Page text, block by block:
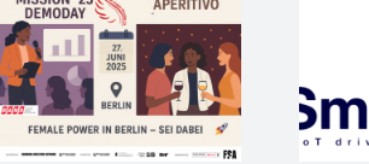
WEP-Startup
mit
internationaler
Vision sucht
Investor*innen